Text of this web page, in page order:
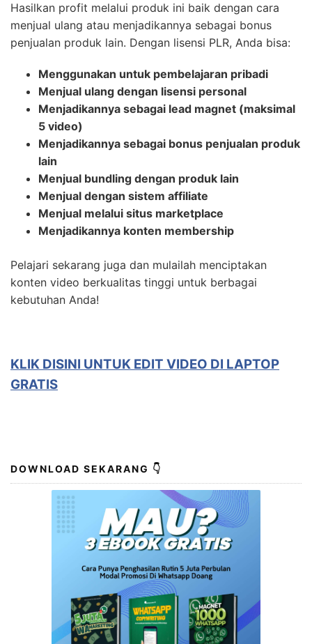
Hasilkan profit melalui produk ini baik dengan cara
menjual ulang atau menjadikannya sebagai bonus
penjualan produk lain. Dengan lisensi PLR, Anda bisa:
Menggunakan untuk pembelajaran pribadi
Menjual ulang dengan lisensi personal
Menjadikannya sebagai lead magnet (maksimal
5 video)
Menjadikannya sebagai bonus penjualan produk
lain
Menjual bundling dengan produk lain
Menjual dengan sistem affiliate
Menjual melalui situs marketplace
Menjadikannya konten membership
Pelajari sekarang juga dan mulailah menciptakan
konten video berkualitas tinggi untuk berbagai
kebutuhan Anda!
KLIK DISINI UNTUK EDIT VIDEO DI LAPTOP
GRATIS
DOWNLOAD SEKARANG 👇